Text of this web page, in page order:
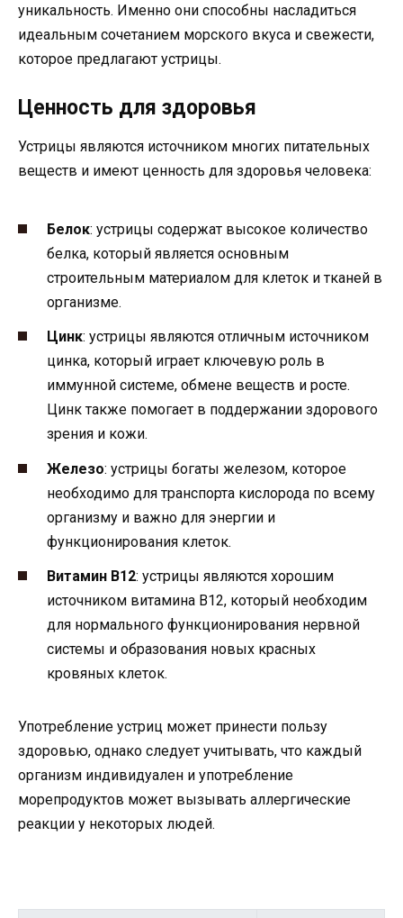
уникальность. Именно они способны насладиться
идеальным сочетанием морского вкуса и свежести,
которое предлагают устрицы.
Ценность для здоровья
Устрицы являются источником многих питательных
веществ и имеют ценность для здоровья человека:
Белок: устрицы содержат высокое количество
белка, который является основным
строительным материалом для клеток и тканей в
организме.
Цинк: устрицы являются отличным источником
цинка, который играет ключевую роль в
иммунной системе, обмене веществ и росте.
Цинк также помогает в поддержании здорового
зрения и кожи.
Железо: устрицы богаты железом, которое
необходимо для транспорта кислорода по всему
организму и важно для энергии и
функционирования клеток.
Витамин B12: устрицы являются хорошим
источником витамина B12, который необходим
для нормального функционирования нервной
системы и образования новых красных
кровяных клеток.
Употребление устриц может принести пользу
здоровью, однако следует учитывать, что каждый
организм индивидуален и употребление
морепродуктов может вызывать аллергические
реакции у некоторых людей.